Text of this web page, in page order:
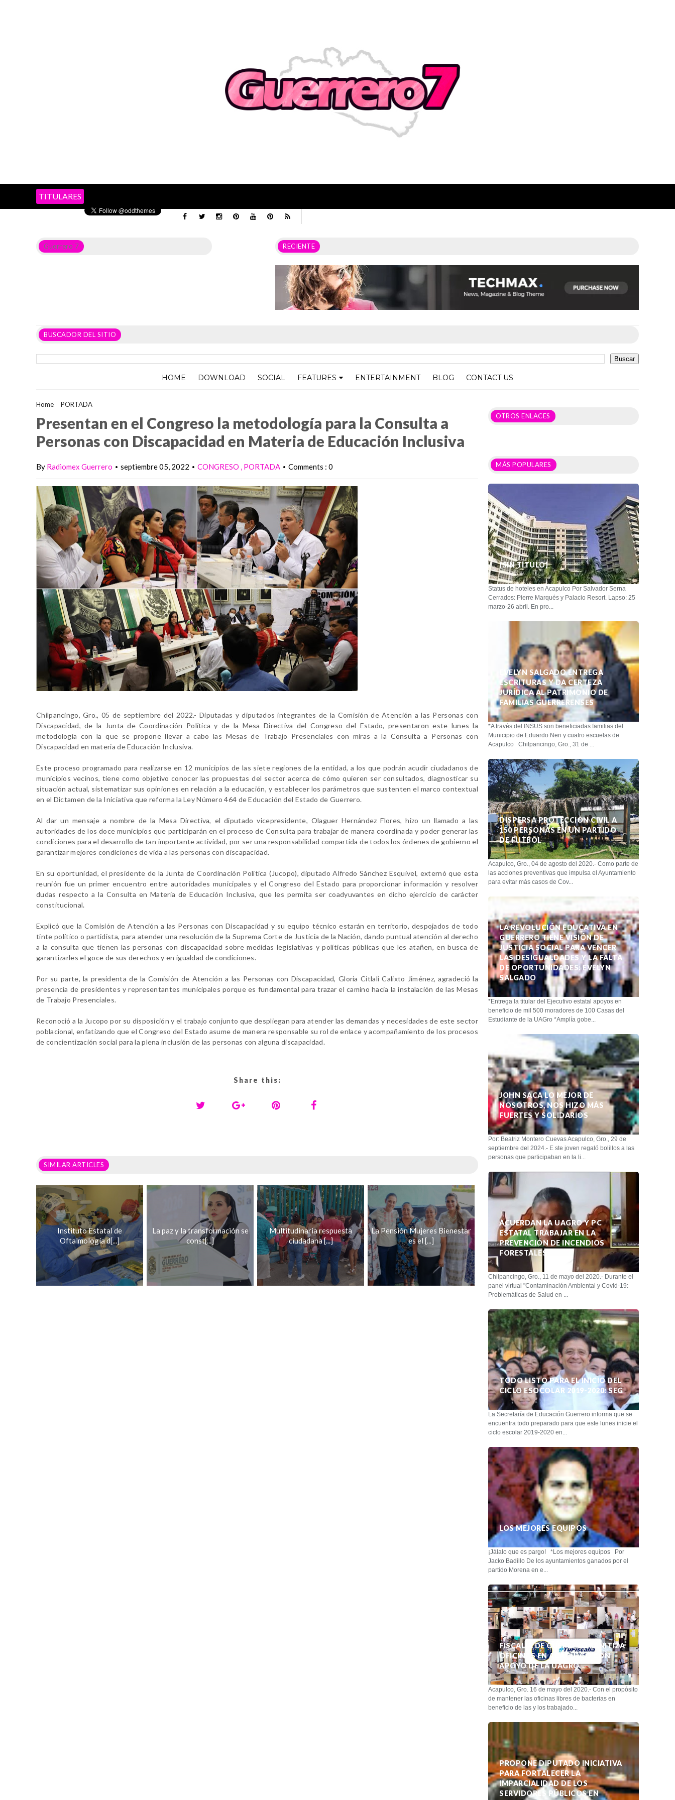
TITULARES
Guerrero 7 RECIENTE
BUSCADOR DEL SITIO
HOME DOWNLOAD SOCIAL FEATURES ENTERTAINMENT BLOG CONTACT US
Home PORTADA
Presentan en el Congreso la metodología para la Consulta a
Personas con Discapacidad en Materia de Educación Inclusiva
By Radiomex Guerrero • septiembre 05, 2022 • CONGRESO PORTADA • Comments : 0
Chilpancingo, Gro., 05 de septiembre del 2022.- Diputadas y diputados integrantes de la Comisión de Atención a las Personas con
Discapacidad, de la Junta de Coordinación Política y de la Mesa Directiva del Congreso del Estado, presentaron este lunes la
metodología con la que se propone llevar a cabo las Mesas de Trabajo Presenciales con miras a la Consulta a Personas con
Discapacidad en materia de Educación Inclusiva.
Este proceso programado para realizarse en 12 municipios de las siete regiones de la entidad, a los que podrán acudir ciudadanos de
municipios vecinos, tiene como objetivo conocer las propuestas del sector acerca de cómo quieren ser consultados, diagnosticar su
situación actual, sistematizar sus opiniones en relación a la educación, y establecer los parámetros que sustenten el marco contextual
en el Dictamen de la Iniciativa que reforma la Ley Número 464 de Educación del Estado de Guerrero.
Al dar un mensaje a nombre de la Mesa Directiva, el diputado vicepresidente, Olaguer Hernández Flores, hizo un llamado a las
autoridades de los doce municipios que participarán en el proceso de Consulta para trabajar de manera coordinada y poder generar las
condiciones para el desarrollo de tan importante actividad, por ser una responsabilidad compartida de todos los órdenes de gobierno el
garantizar mejores condiciones de vida a las personas con discapacidad.
En su oportunidad, el presidente de la Junta de Coordinación Política (Jucopo), diputado Alfredo Sánchez Esquivel, externó que esta
reunión fue un primer encuentro entre autoridades municipales y el Congreso del Estado para proporcionar información y resolver
dudas respecto a la Consulta en Materia de Educación Inclusiva, que les permita ser coadyuvantes en dicho ejercicio de carácter
constitucional.
Explicó que la Comisión de Atención a las Personas con Discapacidad y su equipo técnico estarán en territorio, despojados de todo
tinte político o partidista, para atender una resolución de la Suprema Corte de Justicia de la Nación, dando puntual atención al derecho
a la consulta que tienen las personas con discapacidad sobre medidas legislativas y políticas públicas que les atañen, en busca de
garantizarles el goce de sus derechos y en igualdad de condiciones.
Por su parte, la presidenta de la Comisión de Atención a las Personas con Discapacidad, Gloria Citlali Calixto Jiménez, agradeció la
presencia de presidentes y representantes municipales porque es fundamental para trazar el camino hacia la instalación de las Mesas
de Trabajo Presenciales.
Reconoció a la Jucopo por su disposición y el trabajo conjunto que despliegan para atender las demandas y necesidades de este sector
poblacional, enfatizando que el Congreso del Estado asume de manera responsable su rol de enlace y acompañamiento de los procesos
de concientización social para la plena inclusión de las personas con alguna discapacidad.
Share this:
SIMILAR ARTICLES
Instituto Estatal de
Oftalmología d[...]
La paz y la transformación se
const[...]
Multitudinaria respuesta
ciudadana [...]
La Pensión Mujeres Bienestar
es el [...]
OTROS ENLACES
MÁS POPULARES
(SIN TÍTULO)
Status de hoteles en Acapulco Por Salvador Serna
Cerrados: Pierre Marqués y Palacio Resort. Lapso: 25
marzo-26 abril. En pro...
EVELYN SALGADO ENTREGA
ESCRITURAS Y DA CERTEZA
JURÍDICA AL PATRIMONIO DE
FAMILIAS GUERRERENSES
*A través del INSUS son beneficiadas familias del
Municipio de Eduardo Neri y cuatro escuelas de
Acapulco Chilpancingo, Gro., 31 de ...
DISPERSA PROTECCIÓN CIVIL A
150 PERSONAS EN UN PARTIDO
DE FUTBOL
Acapulco, Gro., 04 de agosto del 2020.- Como parte de
las acciones preventivas que impulsa el Ayuntamiento
para evitar más casos de Cov...
LA REVOLUCIÓN EDUCATIVA EN
GUERRERO TIENE VISIÓN DE
JUSTICIA SOCIAL PARA VENCER
LAS DESIGUALDADES Y LA FALTA
DE OPORTUNIDADES: EVELYN
SALGADO
*Entrega la titular del Ejecutivo estatal apoyos en
beneficio de mil 500 moradores de 100 Casas del
Estudiante de la UAGro *Amplía gobe...
JOHN SACA LO MEJOR DE
NOSOTROS, NOS HIZO MÁS
FUERTES Y SOLIDARIOS
Por: Beatriz Montero Cuevas Acapulco, Gro., 29 de
septiembre del 2024.- E ste joven regaló bolillos a las
personas que participaban en la li...
ACUERDAN LA UAGRO Y PC
ESTATAL TRABAJAR EN LA
PREVENCIÓN DE INCENDIOS
FORESTALES
Chilpancingo, Gro., 11 de mayo del 2020.- Durante el
panel virtual "Contaminación Ambiental y Covid-19:
Problemáticas de Salud en ...
TODO LISTO PARA EL INICIO DEL
CICLO ESOCOLAR 2019-2020: SEG
La Secretaría de Educación Guerrero informa que se
encuentra todo preparado para que este lunes inicie el
ciclo escolar 2019-2020 en...
LOS MEJORES EQUIPOS
¡Jálalo que es pargo! *Los mejores equipos Por
Jacko Badillo De los ayuntamientos ganados por el
partido Morena en e...
FISCALÍA DE GUERRERO SANITIZA
OFICINAS EN ACAPULCO CON
APOYO DE LA UAGRO
Acapulco, Gro. 16 de mayo del 2020.- Con el propósito
de mantener las oficinas libres de bacterias en
beneficio de las y los trabajado...
PROPONE DIPUTADO INICIATIVA
PARA FORTALECER LA
IMPARCIALIDAD DE LOS
SERVIDORES PÚBLICOS EN